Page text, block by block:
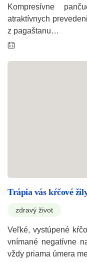
Kompresívne
atraktívnych
z pagaštanu…
Trápia vás kŕčové
zdravý život
Veľké, vystúpené
vnímané negatívne
vždy priama úmera